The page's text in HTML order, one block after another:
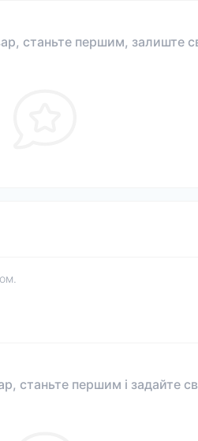
станьте першим, залиште
станьте першим і задайте